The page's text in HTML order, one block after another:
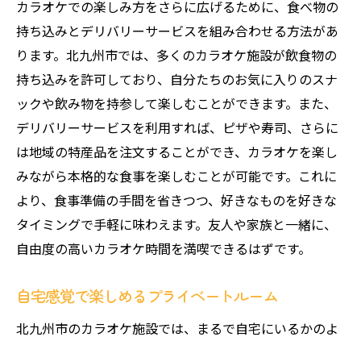
カラオケでの楽しみ方をさらに広げるために、食べ物の
持ち込みとデリバリーサービスを組み合わせる方法があ
ります。北九州市では、多くのカラオケ施設が飲食物の
持ち込みを許可しており、自分たちのお気に入りのスナ
ックや飲み物を持参して楽しむことができます。また、
デリバリーサービスを利用すれば、ピザや寿司、さらに
は地域の特産品を注文することができ、カラオケを楽し
みながら本格的な食事を楽しむことが可能です。これに
より、食事準備の手間を省きつつ、好きなものを好きな
タイミングで手軽に味わえます。友人や家族と一緒に、
自由度の高いカラオケ時間を満喫できるはずです。
自宅感覚で楽しめるプライベートルーム
北九州市のカラオケ施設では、まるで自宅にいるかのよ